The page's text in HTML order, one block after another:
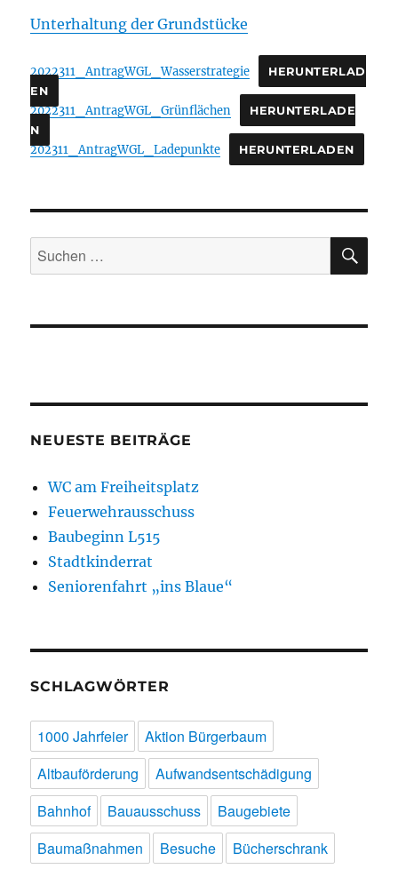
Unterhaltung der Grundstücke
2022311_AntragWGL_Wasserstrategie
HERUNTERLAD
EN
2022311_AntragWGL_Grünflächen
HERUNTERLADE
N
202311_AntragWGL_Ladepunkte HERUNTERLADEN
Suchen
nach:
NEUESTE BEITRÄGE
WC am Freiheitsplatz
Feuerwehrausschuss
Baubeginn L515
Stadtkinderrat
Seniorenfahrt „ins Blaue“
SCHLAGWÖRTER
1000 Jahrfeier
Aktion Bürgerbaum
Altbauförderung
Aufwandsentschädigung
Bahnhof
Bauausschuss
Baugebiete
Baumaßnahmen
Besuche
Bücherschrank